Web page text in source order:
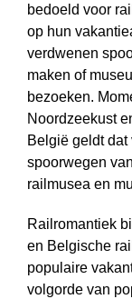
bedoeld voor
op hun
verdwenen
maken of
bezoeken.
Noordzeekust
België geldt
spoorwegen
railmusea en
Railromantiek
en Belgische
populaire
volgorde van